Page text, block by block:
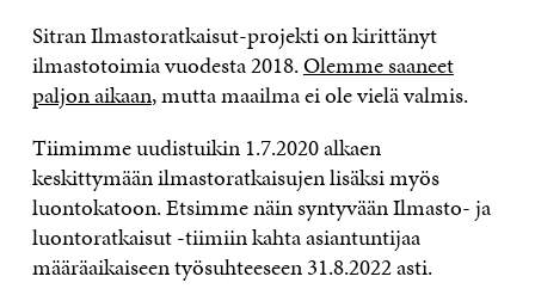
Sitran Ilmastoratkaisut-projekti on kirittänyt
ilmastotoimia vuodesta 2018.Olemme saaneet
paljon aikaan, mutta maailma ei ole vielä valmis.
Tiimimme uudistuikin 1.7.2020 alkaen
keskittymään ilmastoratkaisujen lisäksi myös
luontokatoon. Etsimme näin syntyvään Ilmasto- ja
luontoratkaisut -tiimiin kahta asiantuntijaa
määräaikaiseen työsuhteeseen 31.8.2022 asti.